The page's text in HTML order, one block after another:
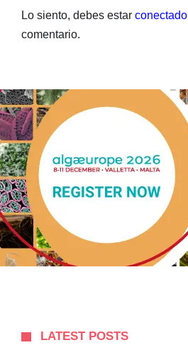
Lo siento, debes estar conectado
comentario.
LATEST POSTS